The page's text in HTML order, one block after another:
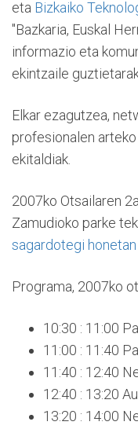
eta Bizkaiko
"Bazkaria, Euskal
informazio eta
ekintzaile
Elkar ezagutzea,
profesionalen
ekitaldiak.
2007ko Otsailaren
Zamudioko parke
sagardotegi honetan
Programa, 2007ko
10:30 : 11:00
11:00 : 11:40
11:40 : 12:40
12:40 : 13:20
13:20 : 14:00